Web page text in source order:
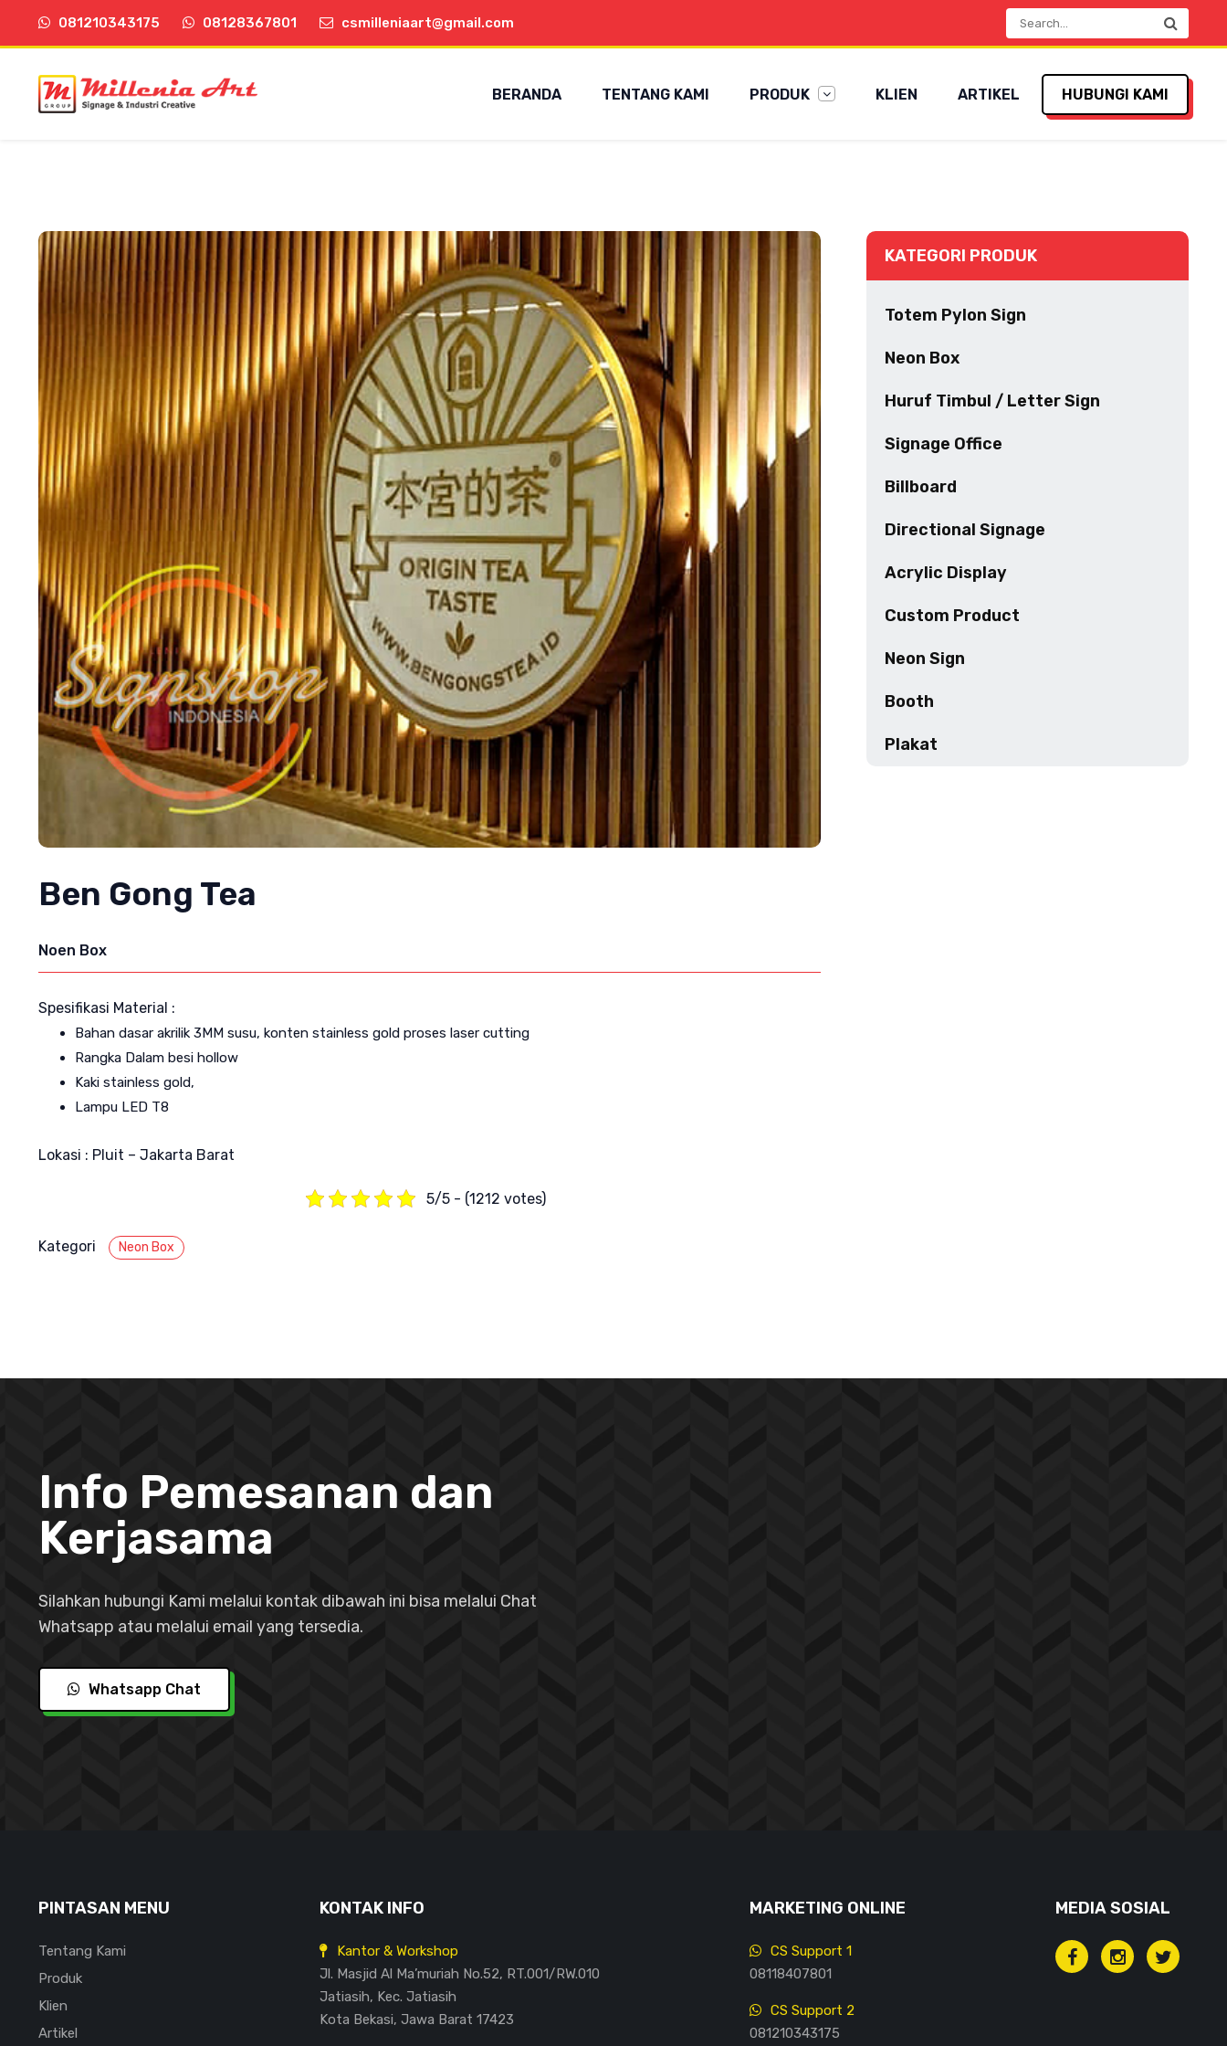
081210343175 08128367801 csmilleniaart@gmail.com
BERANDA TENTANG KAMI PRODUK KLIEN ARTIKEL HUBUNGI KAMI
Ben Gong Tea
Noen Box
Spesifikasi Material :
Bahan dasar akrilik 3MM susu, konten stainless gold proses laser cutting
Rangka Dalam besi hollow
Kaki stainless gold,
Lampu LED T8
Lokasi : Pluit – Jakarta Barat
5/5 - (1212 votes)
Kategori Neon Box
KATEGORI PRODUK
Totem Pylon Sign
Neon Box
Huruf Timbul / Letter Sign
Signage Office
Billboard
Directional Signage
Acrylic Display
Custom Product
Neon Sign
Booth
Plakat
Info Pemesanan dan
Kerjasama
Silahkan hubungi Kami melalui kontak dibawah ini bisa melalui Chat
Whatsapp atau melalui email yang tersedia.
Whatsapp Chat
PINTASAN MENU
Tentang Kami
Produk
Klien
Artikel
KONTAK INFO
Kantor & Workshop
Jl. Masjid Al Ma’muriah No.52, RT.001/RW.010
Jatiasih, Kec. Jatiasih
Kota Bekasi, Jawa Barat 17423
MARKETING ONLINE
CS Support 1
08118407801
CS Support 2
081210343175
MEDIA SOSIAL